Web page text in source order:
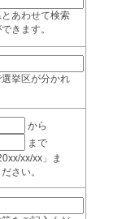
あわせて検索
きます。
挙区が分かれ
から
まで
xx/xx」ま
さい。